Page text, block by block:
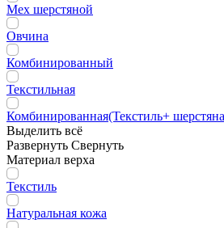
Мех шерстяной
Овчина
Комбинированный
Текстильная
Комбинированная(Текстиль+
Выделить всё
Развернуть Свернуть
Материал верха
Текстиль
Натуральная кожа